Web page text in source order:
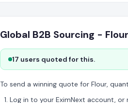
Global B2B Sourcing -
17 users quoted for this.
To send a winning quote for Flour,
Log in to your EximNext account, or